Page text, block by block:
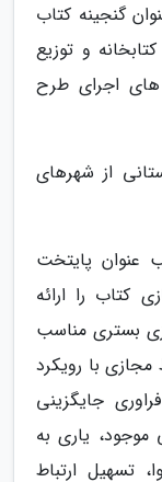
گنجینه کتاب
و توزیع
های اجرای طرح
از شهرهای
عنوان پایتخت
کتاب را ارائه
بستری مناسب
با رویکرد
جایگزینی
موجود، یاری به
تسهیل ارتباط